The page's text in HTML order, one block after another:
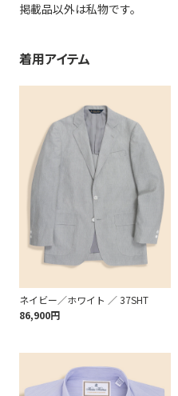
掲載品以外は私物です。
着用アイテム
ネイビー／ホワイト ／ 37SHT
86,900円